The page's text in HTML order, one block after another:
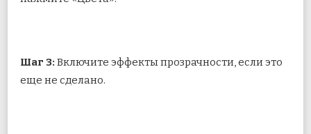
Шаг 3: Включите эффекты прозрачности, если это
еще не сделано.